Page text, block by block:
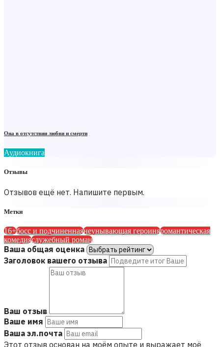
Она в отсутствии любви и смерти
Аудиокнига
Отзывы
Отзывов ещё нет. Напишите первым.
Метки
16+босс и подчиненнаянеунывающая героиняромантическая
комедияслужебный роман
Ваша общая оценка
Заголовок вашего отзыва
Ваш отзыв
Ваше имя
Ваша эл.почта
Этот отзыв основан на моём опыте и выражает моё